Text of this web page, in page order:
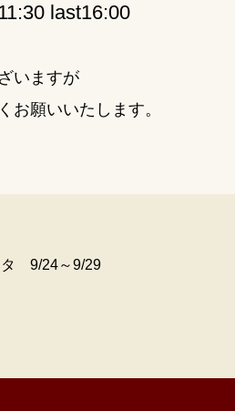
last16:00
いますが
お願いいたします。
タ 9/24～9/29